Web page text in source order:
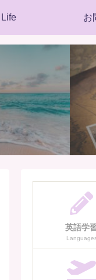
Life お
英語学